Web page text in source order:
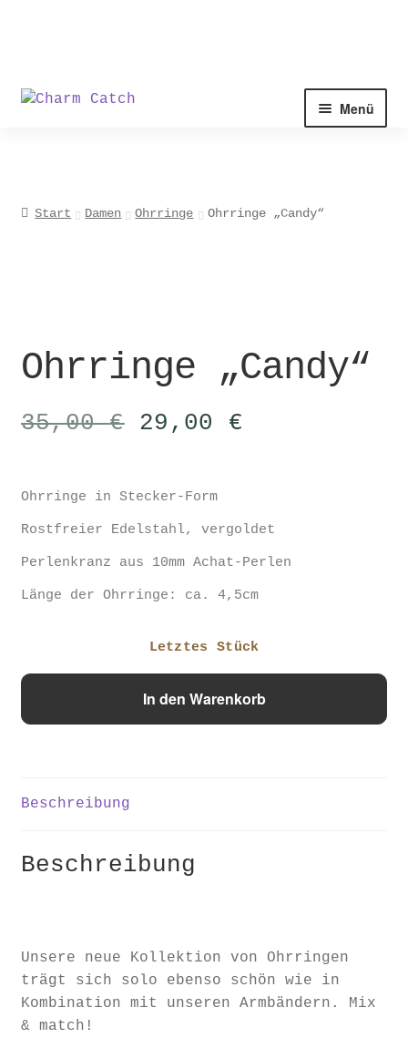
Zur
Zum
Menü
Start Damen Ohrringe Ohrringe „Candy“
Ohrringe „Candy“
35,00€ Ursprünglicher
35,00 €
29,00 €
Ohrringe in Stecker-Form
Rostfreier Edelstahl, vergoldet
Perlenkranz aus 10mm Achat-Perlen
Länge der Ohrringe: ca. 4,5cm
Letztes Stück
Ohrringe
Menge
In den Warenkorb
Beschreibung
Beschreibung
Unsere neue Kollektion von Ohrringen
trägt sich solo ebenso schön wie in
Kombination mit unseren Armbändern. Mix
& match!